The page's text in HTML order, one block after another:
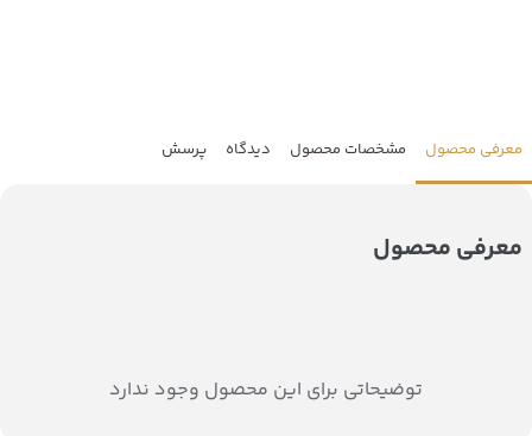
معرفی محصول مشخصات محصول دیدگاه پرسش
معرفی محصول
توضیحاتی برای این محصول وجود ندارد